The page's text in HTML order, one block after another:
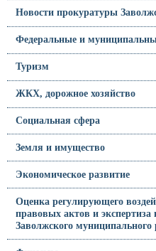
Новости прокуратуры
Федеральные и
Туризм
ЖКХ, дорожное хозяйство
Социальная сфера
Земля и имущество
Экономическое развитие
Оценка регулирующего
правовых актов и
Заволжского муниципального